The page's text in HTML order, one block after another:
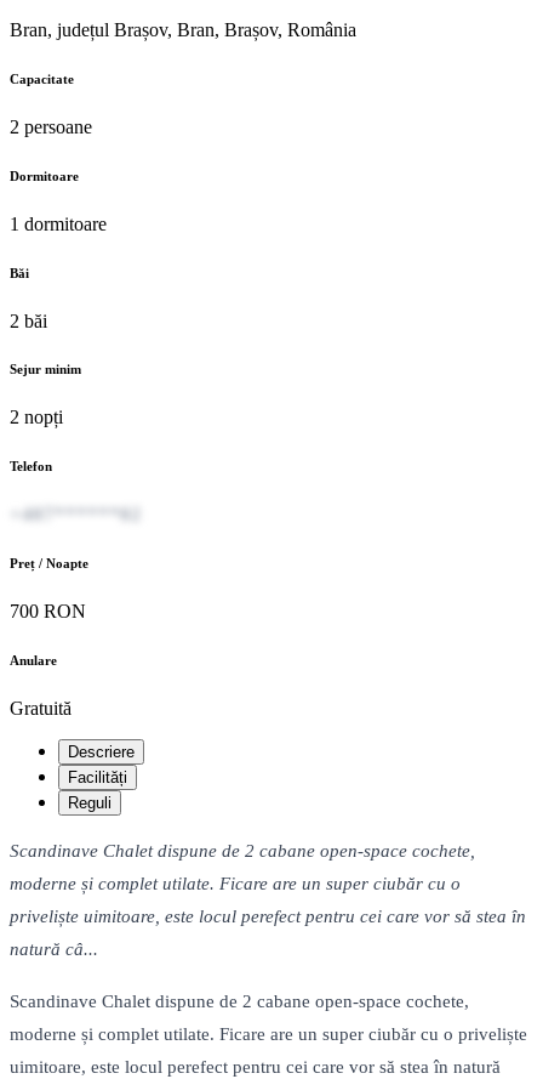
Bran, județul Brașov, Bran, Brașov, România
Capacitate
2 persoane
Dormitoare
1 dormitoare
Băi
2 băi
Sejur minim
2 nopți
Telefon
+407******02
Preț / Noapte
700 RON
Anulare
Gratuită
Descriere
Facilități
Reguli
Scandinave Chalet dispune de 2 cabane open-space cochete,
moderne și complet utilate. Ficare are un super ciubăr cu o
priveliște uimitoare, este locul perefect pentru cei care vor să stea în
natură câ...
Scandinave Chalet dispune de 2 cabane open-space cochete,
moderne și complet utilate. Ficare are un super ciubăr cu o priveliște
uimitoare, este locul perefect pentru cei care vor să stea în natură